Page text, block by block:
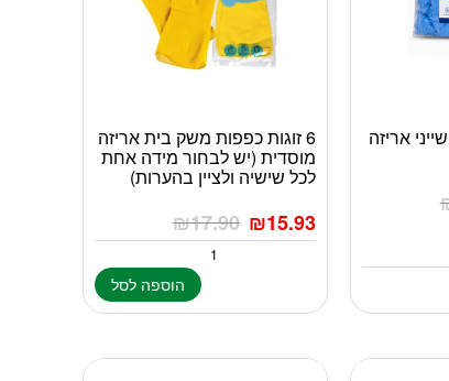
שייני אריזה 6 זוגות כפפות משק בית אריזה
מוסדית (יש לבחור מידה אחת
לכל שישיה ולציין בהערות)
₪17.90 ₪15.93
הוספה לסל